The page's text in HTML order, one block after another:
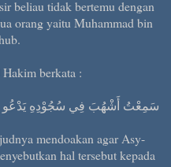
beliau tidak bertemu dengan
orang yaitu Muhammad bin
berkata :
سَمِعْتُ أَشْهُبَ فِي سُجُوْدِهِ يَدْعُو
mendoakan agar Asy-
hal tersebut kepada